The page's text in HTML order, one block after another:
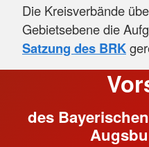
Die Kreisverbände
Gebietsebene die
Satzung des BRK
des